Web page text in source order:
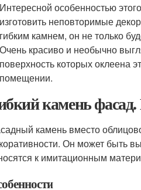
Интересной особенностью
изготовить неповторимые
гибким камнем, он не только
Очень красиво и необычно
поверхность которых оклеена
помещении.
камень
камень вместо
Он может быть
к имитационным